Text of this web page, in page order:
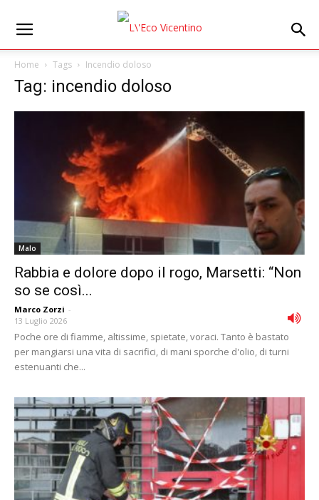
Home Tags Incendio doloso
Tag: incendio doloso
Malo
Rabbia e dolore dopo il rogo, Marsetti: “Non
so se così...
Marco Zorzi -
13 Luglio 2026
Poche ore di fiamme, altissime, spietate, voraci. Tanto è bastato
per mangiarsi una vita di sacrifici, di mani sporche d'olio, di turni
estenuanti che...